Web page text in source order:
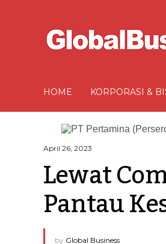
HOME KORPORASI &
April 26, 2023
Lewat
Pantau
by Global Business